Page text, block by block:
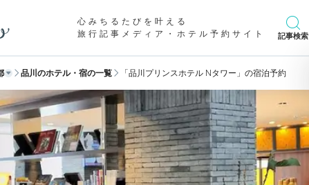
心みちるたびを叶える
旅行記事メディア・ホテル予約サイト
記事検索
品川のホテル・宿の一覧 「品川プリンスホテル Nタワー」の宿泊予約